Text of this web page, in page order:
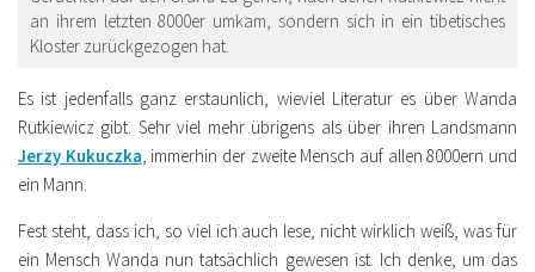
an ihrem letzten 8000er umkam, sondern sich in ein tibetisches
Kloster zurückgezogen hat.
Es ist jedenfalls ganz erstaunlich, wieviel Literatur es über Wanda
Rutkiewicz gibt. Sehr viel mehr übrigens als über ihren Landsmann
Jerzy Kukuczka, immerhin der zweite Mensch auf allen 8000ern und
ein Mann.
Fest steht, dass ich, so viel ich auch lese, nicht wirklich weiß, was für
ein Mensch Wanda nun tatsächlich gewesen ist. Ich denke, um das